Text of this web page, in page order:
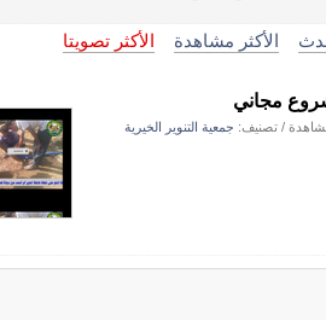
الأكثر مشاهدة الأكثر تصويتا
مجاني
/ تصنيف: جمعية التنوير الخيرية